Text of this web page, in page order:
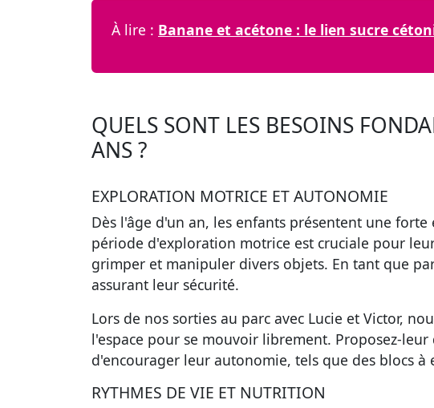
À lire : Banane et acétone : le lien sucre
QUELS SONT LES BESOINS
ANS ?
EXPLORATION MOTRICE ET AUTONOMIE
Dès l'âge d'un an, les enfants présentent une
période d'exploration motrice est cruciale pour
grimper et manipuler divers objets. En tant que
assurant leur sécurité.
Lors de nos sorties au parc avec Lucie et Victor,
l'espace pour se mouvoir librement. Proposez-
d'encourager leur autonomie, tels que des blocs
RYTHMES DE VIE ET NUTRITION